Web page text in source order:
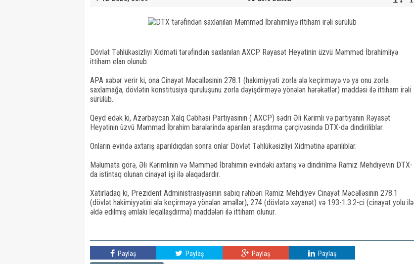
Dövlət Təhlükəsizliyi Xidməti tərəfindən saxlanılan AXCP Rəyasət Heyətinin üzvü Məmməd İbrahimliyə
ittiham elan olunub.
APA xəbər verir ki, ona Cinayət Məcəlləsinin 278.1 (hakimiyyəti zorla ələ keçirməyə və ya onu zorla
saxlamağa, dövlətin konstitusiya quruluşunu zorla dəyişdirməyə yönələn hərəkətlər) maddəsi ilə ittiham irəli
sürülüb.
Qeyd edək ki, Azərbaycan Xalq Cəbhəsi Partiyasının ( AXCP) sədri Əli Kərimli və partiyanın Rəyasət
Heyətinin üzvü Məmməd İbrahim barələrində aparılan araşdırma çərçivəsində DTX-də dindiriliblər.
Onların evində axtarış aparıldıqdan sonra onlar Dövlət Təhlükəsizliyi Xidmətinə aparılıblar.
Məlumata görə, Əli Kərimlinin və Məmməd İbrahimin evindəki axtarış və dindirilmə Ramiz Mehdiyevin DTX-
da istintaq olunan cinayət işi ilə əlaqədardır.
Xatırladaq ki, Prezident Administrasiyasının sabiq rəhbəri Ramiz Mehdiyev Cinayət Məcəlləsinin 278.1
(dövlət hakimiyyətini ələ keçirməyə yönələn əməllər), 274 (dövlətə xəyanət) və 193-1.3.2-ci (cinayət yolu ilə
əldə edilmiş əmlakı leqallaşdırma) maddələri ilə ittiham olunur.
Paylaş Paylaş Paylaş Paylaş